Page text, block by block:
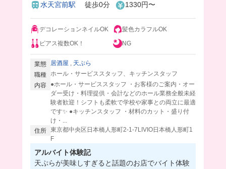
水天宮前駅 徒歩0分 1330円〜
デコレーションネイルOK
髪色カラフルOK
ピアス複数OK！
NG
業態 居酒屋 , 天ぷら
職種 ホール・サービススタッフ、キッチンスタッフ
内容
●ホール・サービススタッフ ・お客様のご案内・オー
ダー受け・料理提供・会計などのホール業務全般未経
験者歓迎！シフトも柔軟で学校や家事との両立に最適
です✨ ●キッチンスタッフ ・材料のカット・盛り付
け・...
住所 東京都中央区日本橋人形町2-1-7LIVIO日本橋人形町1
F
アルバイト体験記
天ぷらが美味しすぎると話題のお店でバイト体験